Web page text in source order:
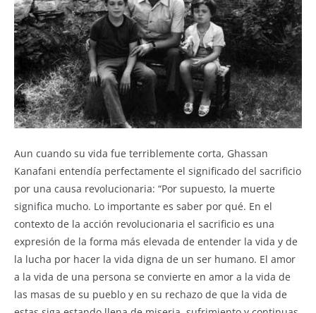
Aun cuando su vida fue terriblemente corta, Ghassan
Kanafani entendía perfectamente el significado del sacrificio
por una causa revolucionaria: “Por supuesto, la muerte
significa mucho. Lo importante es saber por qué. En el
contexto de la acción revolucionaria el sacrificio es una
expresión de la forma más elevada de entender la vida y de
la lucha por hacer la vida digna de un ser humano. El amor
a la vida de una persona se convierte en amor a la vida de
las masas de su pueblo y en su rechazo de que la vida de